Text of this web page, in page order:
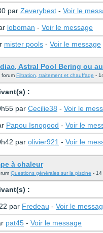
par Zeverybest - Voir le
loboman - Voir le message
mister pools - Voir le message
Astral Pool Bering ou
forum Filtration, traitement et chauffage -
:
par Cecilie38 - Voir le
Papou Isnogood - Voir le
par olivier921 - Voir le
à chaleur
Questions générales sur la piscine - 14
:
par Fredeau - Voir le
pat45 - Voir le message